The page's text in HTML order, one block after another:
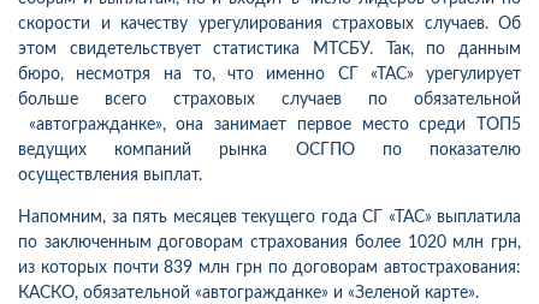
скорости и качеству урегулирования страховых случаев. Об
этом свидетельствует статистика МТСБУ. Так, по данным
бюро, несмотря на то, что именно СГ «ТАС» урегулирует
больше всего страховых случаев по обязательной
«автогражданке», она занимает первое место среди ТОП5
ведущих компаний рынка ОСГПО по показателю
осуществления выплат.
Напомним, за пять месяцев текущего года СГ «ТАС» выплатила
по заключенным договорам страхования более 1020 млн грн,
из которых почти 839 млн грн по договорам автострахования:
КАСКО, обязательной «автогражданке» и «Зеленой карте».